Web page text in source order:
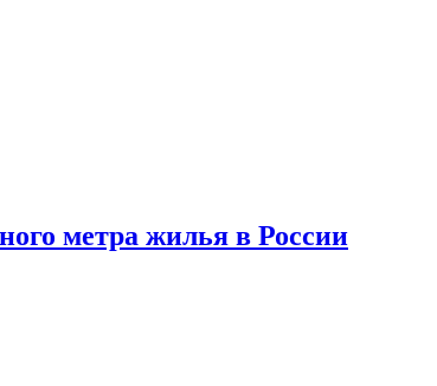
метра жилья в России